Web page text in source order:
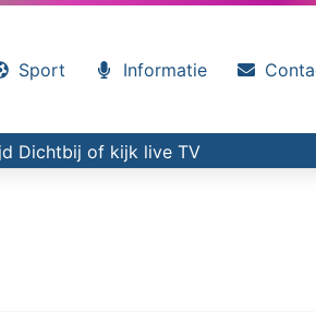
Sport Informatie
Dichtbij of kijk live TV